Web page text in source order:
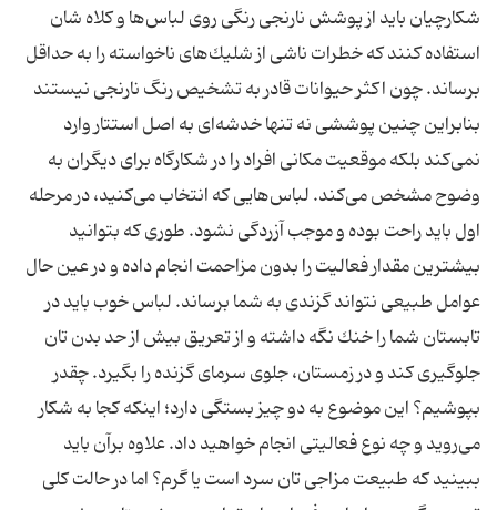
شكارچیان باید از پوشش نارنجی رنگی روی لباس‌ها و كلاه شان
استفاده كنند كه خطرات ناشی از شلیك‌های ناخواسته را به حداقل
برساند. چون اكثر حیوانات قادر به تشخیص رنگ نارنجی نیستند
بنابراین چنین پوششی نه تنها خدشه‌ای به اصل استتار وارد
نمی‌كند بلكه موقعیت مكانی افراد را در شكارگاه برای دیگران به
وضوح مشخص می‌كند. لباس‌هایی كه انتخاب می‌كنید، در مرحله
اول باید راحت بوده و موجب آزردگی نشود. طوری كه بتوانید
بیشترین مقدار فعالیت را بدون مزاحمت انجام داده و در عین حال
عوامل طبیعی نتواند گزندی به شما برساند. لباس خوب باید در
تابستان شما را خنك نگه داشته و از تعریق بیش از حد بدن تان
جلوگیری كند و در زمستان، جلوی سرمای گزنده را بگیرد. چقدر
بپوشیم؟ این موضوع به دو چیز بستگی دارد؛ اینكه كجا به شكار
می‌روید و چه نوع فعالیتی انجام خواهید داد. علاوه برآن باید
ببینید که طبیعت مزاجی تان سرد است یا گرم؟ اما در حالت کلی